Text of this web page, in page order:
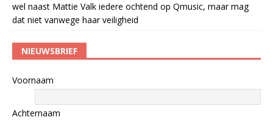
wel naast Mattie Valk iedere ochtend op Qmusic, maar mag
dat niet vanwege haar veiligheid
NIEUWSBRIEF
Voornaam
Achternaam